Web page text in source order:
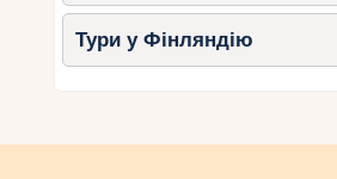
Тури у Фінляндію